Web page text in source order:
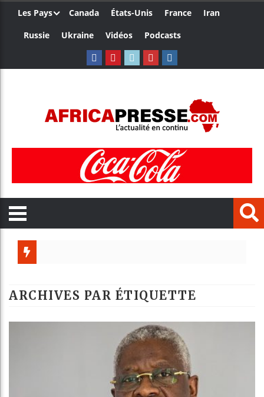
Les Pays Canada États-Unis France
Iran
Russie
Ukraine Vidéos Podcasts
ARCHIVES PAR ÉTIQUETTE